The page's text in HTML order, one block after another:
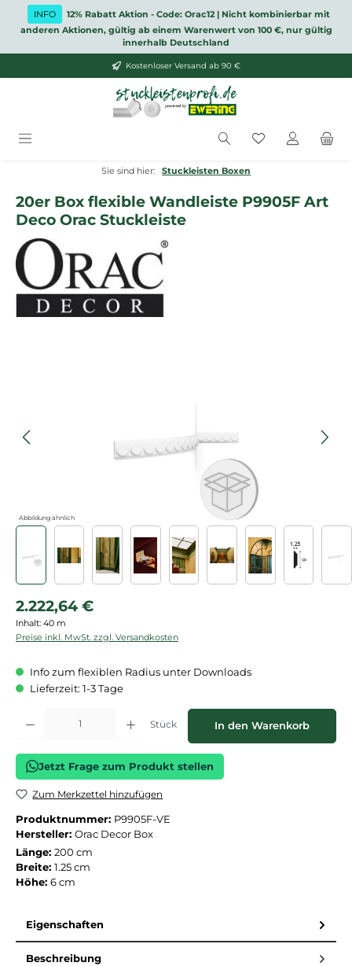
Zum Hauptinhalt springen
INFO
12% Rabatt Aktion - Code: Orac12 | Nicht kombinierbar mit
anderen Aktionen, gültig ab einem Warenwert von 100 €, nur gültig
innerhalb Deutschland
Kostenloser Versand ab 90 €
Du hast 0
Sie sind hier: Stuckleisten Boxen
20er Box flexible Wandleiste P9905F Art
Deco Orac Stuckleiste
Abbildung ähnlich
Regulärer Preis:
2.222,64 €
Inhalt: 40 m
Preise inkl. MwSt. zzgl. Versandkosten
Info zum flexiblen Radius unter Downloads
Lieferzeit: 1-3 Tage
Produkt Anzahl: Gib den gewünschten Wert ein oder benutze die
Stück In den Warenkorb
Jetzt Frage zum Produkt stellen
Zum Merkzettel hinzufügen
Produktnummer: P9905F-VE
Hersteller: Orac Decor Box
Länge: 200 cm
Breite: 1.25 cm
Höhe: 6 cm
Eigenschaften
Beschreibung